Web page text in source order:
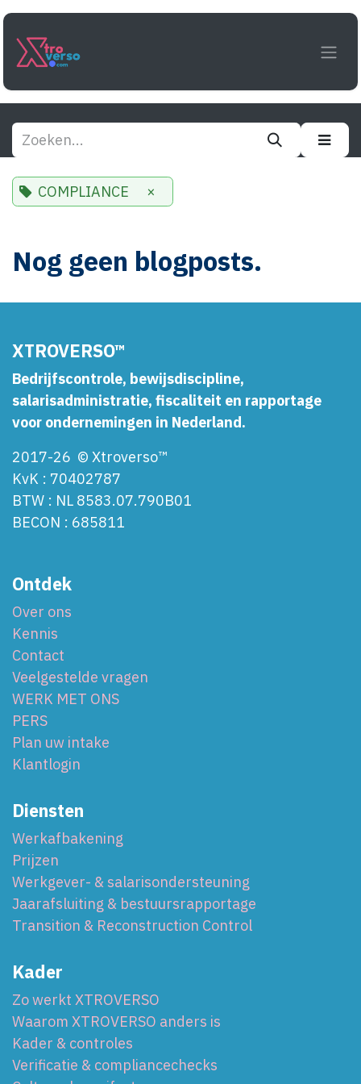
Overslaan naar inhoud
COMPLIANCE ×
Nog geen blogposts.
XTROVERSO™
Bedrijfscontrole, bewijsdiscipline,
salarisadministratie, fiscaliteit en rapportage
voor ondernemingen in Nederland.
2017-26 © Xtroverso™
KvK : 70402787
BTW : NL 8583.07.790B01
BECON : 685811
Ontdek
Over ons
Kennis
Contact
Veelgestelde vragen
WERK MET ONS
PERS
Plan uw intake
Klantlogin
Diensten
Werkafbakening
Prijzen
Werkgever- & salarisondersteuning
Jaarafsluiting & bestuursrapportage
Transition & Reconstruction Control
Kader
Zo werkt XTROVERSO
Waarom XTROVERSO anders is
Kader & controles
Verificatie & compliancechecks